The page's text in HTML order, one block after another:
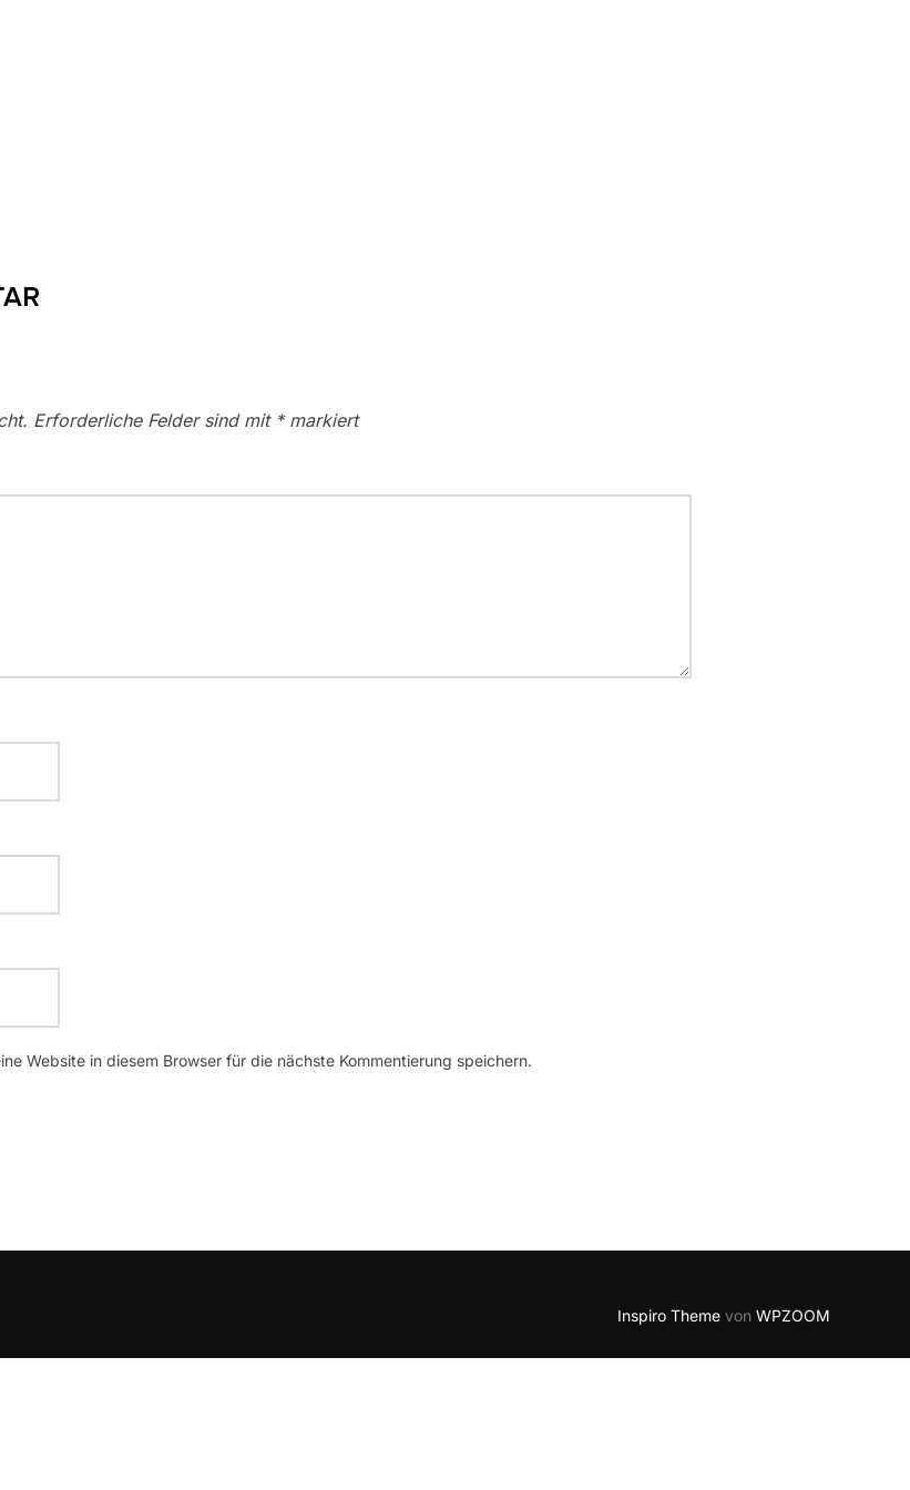
Erforderliche Felder sind mit *markiert
Website in diesem Browser für die nächste Kommentierung speichern.
Inspiro Theme von WPZOOM